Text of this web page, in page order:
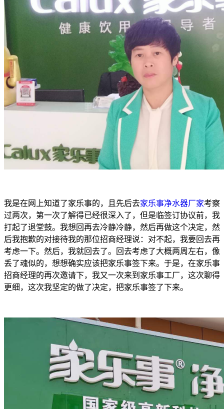
我是在网上知道了家乐事的，且先后去家乐事净水器厂家考察
过两次，第一次了解得已经很深入了，但是临签订协议前，我
打起了退堂鼓。我想回再去冷静冷静，然后再做这个决定，然
后我抱歉的对接待我的那位招商经理说：对不起，我要回去再
考虑一下。然后，我就回去了。回去考虑了大概两周左右，像
丢了魂似的，想想确实应该把家乐事签下来。于是，在家乐事
招商经理的再次邀请下，我又一次来到家乐事工厂，这次聊得
更细，这次我坚定的做了决定，把家乐事签了下来。